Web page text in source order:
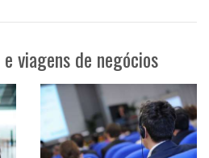
viagens de negócios